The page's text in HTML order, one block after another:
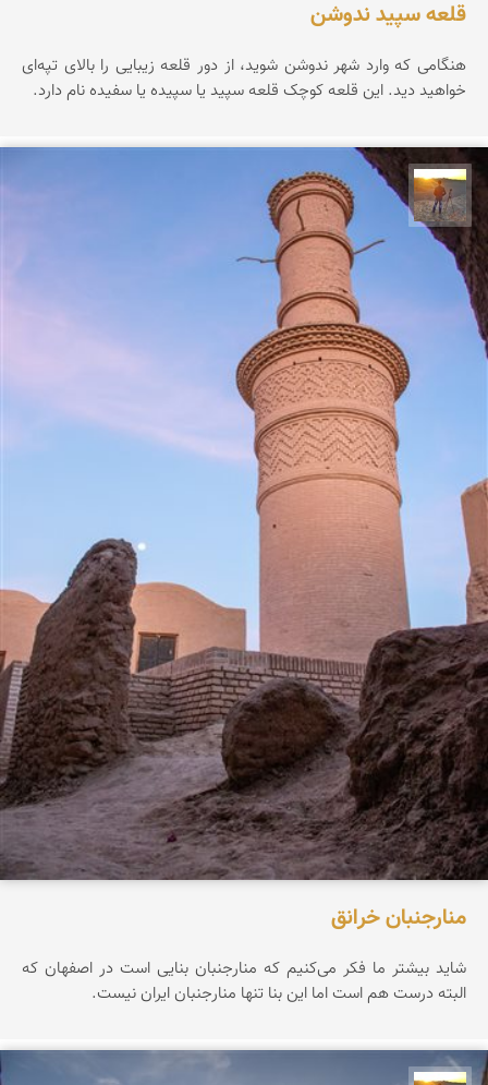
قلعه سپید ندوشن
هنگامی که وارد شهر ندوشن شوید، از دور قلعه زیبایی را بالای تپه‌ای
خواهید دید. این قلعه کوچک قلعه سپید یا سپیده یا سفیده نام دارد.
مهدی مخلصیان
منارجنبان خرانق
شاید بیشتر ما فکر می‌کنیم که منارجنبان بنایی است در اصفهان که
البته درست هم است اما این بنا تنها منارجنبان ایران نیست.